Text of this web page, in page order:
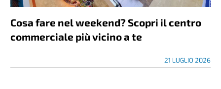
Cosa fare nel weekend? Scopri il centro
commerciale più vicino a te
21 LUGLIO 2026